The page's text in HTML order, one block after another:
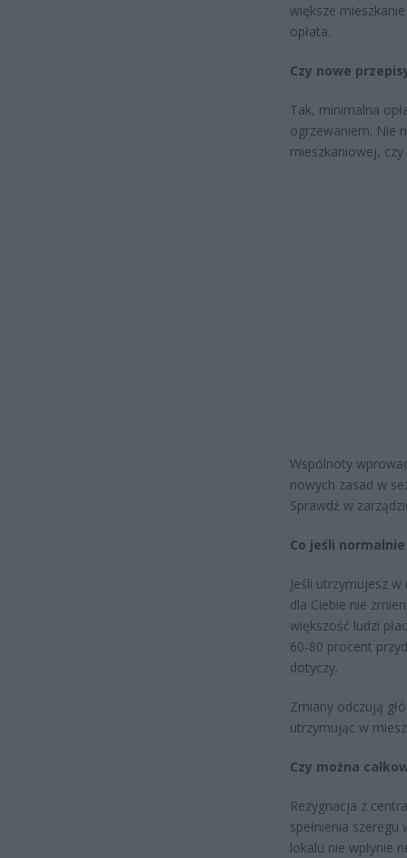
większe
opłata.
Czy nowe
Tak, minimalna
ogrzewaniem. Nie
mieszkaniowej,
Wspólnoty
nowych zasad w
Sprawdź w
Co jeśli
Jeśli utrzymujesz
dla Ciebie nie
większość ludzi
60-80 procent
dotyczy.
Zmiany odczują
utrzymując w
Czy można
Rezygnacja z
spełnienia
lokalu nie wpłynie